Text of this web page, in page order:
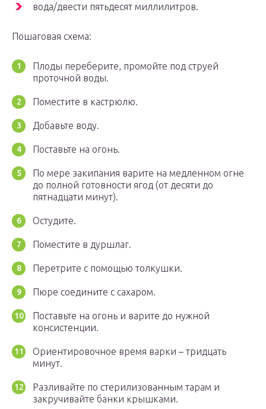
вода/двести пятьдесят миллилитров.
Пошаговая схема:
Плоды переберите, промойте под струей
проточной воды.
Поместите в кастрюлю.
Добавьте воду.
Поставьте на огонь.
По мере закипания варите на медленном огне
до полной готовности ягод (от десяти до
пятнадцати минут).
Остудите.
Поместите в дуршлаг.
Перетрите с помощью толкушки.
Пюре соедините с сахаром.
Поставьте на огонь и варите до нужной
консистенции.
Ориентировочное время варки – тридцать
минут.
Разливайте по стерилизованным тарам и
закручивайте банки крышками.